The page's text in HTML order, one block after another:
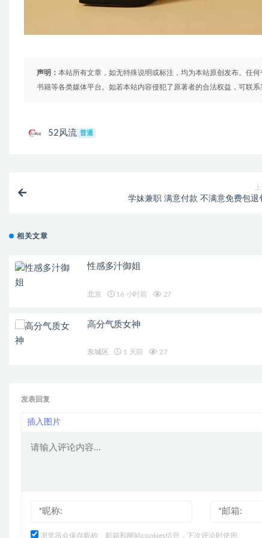
声明： 本站所有文章，如无特殊说明或标注，均为本站原创发布。任
书籍等各类媒体平台。如若本站内容侵犯了原著者的合法权益，可联系
52风流 普通
学妹兼职 满意付款 不满意免费
相关文章
性感多汁御姐
北京 16 小时前 27
高分气质女神
东城区 1 天前 27
发表回复
插入图片
浏览器会保存昵称、邮箱和网站cookies信息，下次评论时使用。